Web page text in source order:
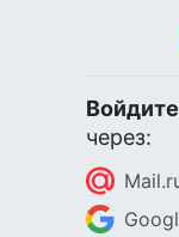
через: